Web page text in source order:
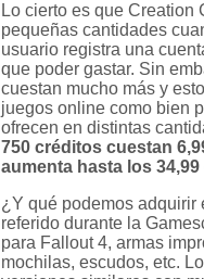
Lo cierto es que Creation
pequeñas cantidades
usuario registra una
que poder gastar. Sin
cuestan mucho más y
juegos online como bien
ofrecen en distintas
750 créditos cuestan
aumenta hasta los
¿Y qué podemos adquirir
referido durante la
para Fallout 4, armas
mochilas, escudos, etc.